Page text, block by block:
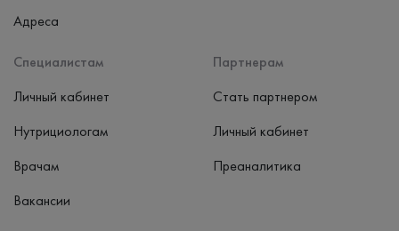
Адреса
Специалистам
Личный кабинет
Нутрициологам
Врачам
Вакансии
Партнерам
Стать партнером
Личный кабинет
Преаналитика